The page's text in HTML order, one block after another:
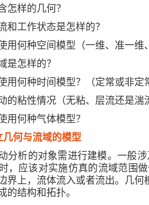
样的几何？
工作状态是怎样的？
何种空间模型（一维、准一维
怎样的？
何种时间模型？（定常或非定
粘性情况（无粘、层流还是湍
何种气体模型？
几何与流域的模型
分析的对象需进行建模。一般涉
，应该对实施仿真的流域范围
界上，流体流入或者流出。几
的结构和拓扑。